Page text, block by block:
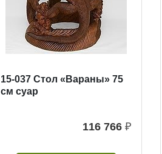
15-037 Стол «Вараны» 75
см суар
116 766 ₽